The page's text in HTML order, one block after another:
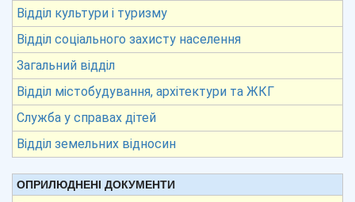
Відділ культури і туризму
Відділ соціального захисту населення
Загальний відділ
Відділ містобудування, архітектури та ЖКГ
Служба у справах дітей
Відділ земельних відносин
ОПРИЛЮДНЕНІ ДОКУМЕНТИ